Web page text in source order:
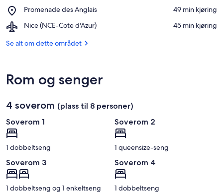
Croisette-
Promenade des Anglais
Place,
des
‪49 min kjøring‬
Nice (NCE-Cote d'Azur)
Airport,
(NCE-
‪45 min kjøring‬
Se alt om dette området
Rom og senger
4 soverom (plass til 8 personer)
Soverom 1
1 dobbeltseng
Soverom 2
1 queensize-seng
Soverom 3
1 dobbeltseng og 1 enkeltseng
Soverom 4
1 dobbeltseng